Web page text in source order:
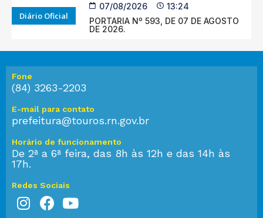
Diário Oficial
07/08/2026
13:24
PORTARIA Nº 593, DE 07 DE AGOSTO
DE 2026.
Fone
(84) 3263-2203
E-mail para contato
prefeitura@touros.rn.gov.br
Horário de funcionamento
De 2ª a 6ª feira, das 8h às 12h e das 14h às
17h.
Redes Sociais